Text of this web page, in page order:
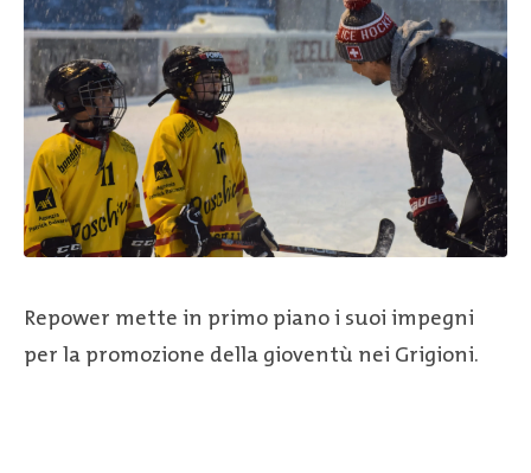
Repower mette in primo piano i suoi impegni
per la promozione della gioventù nei Grigioni.